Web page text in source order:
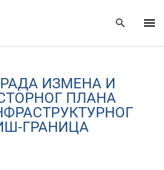
ИЗМЕНА И
ПЛАНА
ГРАНИЦА